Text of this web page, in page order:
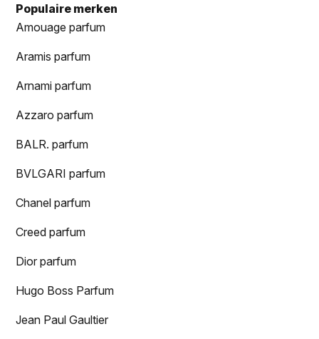
Populaire merken
Amouage parfum
Aramis parfum
Arnami parfum
Azzaro parfum
BALR. parfum
BVLGARI parfum
Chanel parfum
Creed parfum
Dior parfum
Hugo Boss Parfum
Jean Paul Gaultier